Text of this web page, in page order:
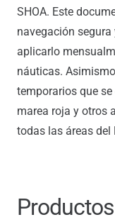
SHOA. Este
navegación
aplicarlo
náuticas.
temporarios que
marea roja y otros
todas las áreas del